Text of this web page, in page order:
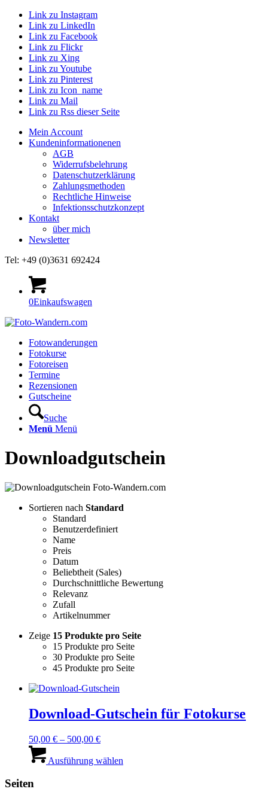
Link zu Instagram
Link zu LinkedIn
Link zu Facebook
Link zu Flickr
Link zu Xing
Link zu Youtube
Link zu Pinterest
Link zu Icon_name
Link zu Mail
Link zu Rss dieser Seite
Mein Account
Kundeninformationenen
AGB
Widerrufsbelehrung
Datenschutzerklärung
Zahlungsmethoden
Rechtliche Hinweise
Infektionsschutzkonzept
Kontakt
über mich
Newsletter
Tel: +49 (0)3631 692424
0Einkaufswagen
Fotowanderungen
Fotokurse
Fotoreisen
Termine
Rezensionen
Gutscheine
Suche
Menü Menü
Downloadgutschein
Sortieren nach Standard
Standard
Benutzerdefiniert
Name
Preis
Datum
Beliebtheit (Sales)
Durchschnittliche Bewertung
Relevanz
Zufall
Artikelnummer
Zeige 15 Produkte pro Seite
15 Produkte pro Seite
30 Produkte pro Seite
45 Produkte pro Seite
Download-Gutschein für Fotokurse
50,00 € – 500,00 €
Ausführung wählen
Seiten